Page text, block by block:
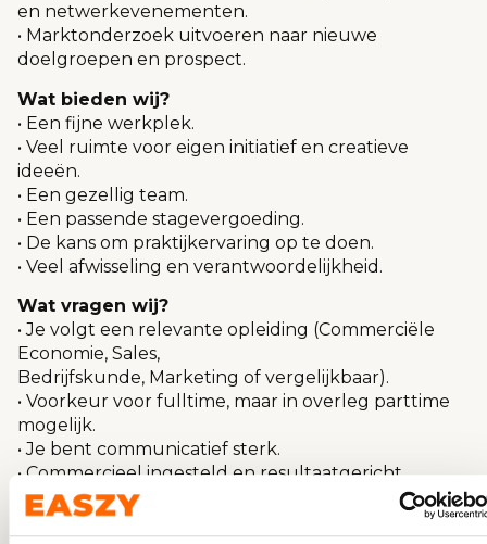
en netwerkevenementen.
• Marktonderzoek uitvoeren naar nieuwe
doelgroepen en prospect.
Wat bieden wij?
• Een fijne werkplek.
• Veel ruimte voor eigen initiatief en creatieve
ideeën.
• Een gezellig team.
• Een passende stagevergoeding.
• De kans om praktijkervaring op te doen.
• Veel afwisseling en verantwoordelijkheid.
Wat vragen wij?
• Je volgt een relevante opleiding (Commerciële
Economie, Sales,
Bedrijfskunde, Marketing of vergelijkbaar).
• Voorkeur voor fulltime, maar in overleg parttime
mogelijk.
• Je bent communicatief sterk.
• Commercieel ingesteld en resultaatgericht.
• Zelfstandig, proactief en leergierig.
• Geen 9-tot-5-mentaliteit.